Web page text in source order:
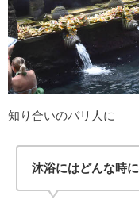
知り合いのバリ人に
沐浴にはどんな時